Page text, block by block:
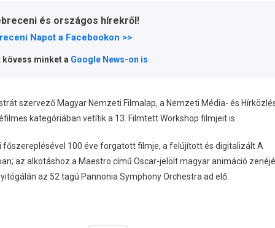
és országos hírekről!
Napot a Facebookon >>
minket a Google News-on is
szervező Magyar Nemzeti Filmalap, a Nemzeti Média- és
kategóriában vetítik a 13. Filmtett Workshop filmjeit is.
100 éve forgatott filmje, a felújított és digitalizált A
az alkotáshoz a Maestro című Oscar-jelölt magyar animáció
az 52 tagú Pannonia Symphony Orchestra ad elő.